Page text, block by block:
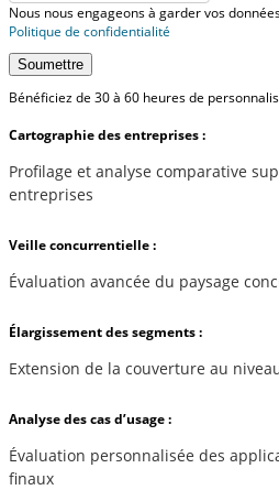
Nous nous engageons à garder vos
Politique de confidentialité
Soumettre
Bénéficiez de 30 à 60 heures de
Cartographie des entreprises :
Profilage et analyse comparative
entreprises
Veille concurrentielle :
Évaluation avancée du paysage
Élargissement des segments :
Extension de la couverture au
Analyse des cas d’usage :
Évaluation personnalisée des
finaux